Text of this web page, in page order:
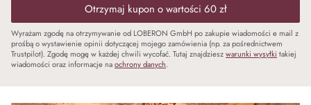
Otrzymaj kupon o wartości 60 zł
Wyrażam zgodę na otrzymywanie od LOBERON GmbH po zakupie wiadomości e mail z
prośbą o wystawienie opinii dotyczącej mojego zamówienia (np. za pośrednictwem
Trustpilot). Zgodę mogę w każdej chwili wycofać. Tutaj znajdzieszwarunki wysyłki takiej
wiadomości oraz informacje naochrony danych.